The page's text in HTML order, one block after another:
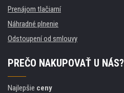
Prenájom tlačiarní
Náhradné plnenie
Odstoupení od smlouvy
PREČO NAKUPOVAŤ U NÁS?
Najlepšie ceny